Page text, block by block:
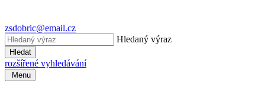
zsdobric@email.cz
Hledaný výraz
Hledat
rozšířené vyhledávání
Menu